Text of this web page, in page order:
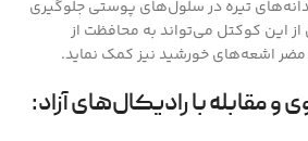
تیره در سلول‌های پوستی جلوگیری
این کوکتل می‌تواند به محافظت از
مضر اشعه‌های خورشید نیز کمک نماید.
و مقابله با رادیکال‌های آزاد: